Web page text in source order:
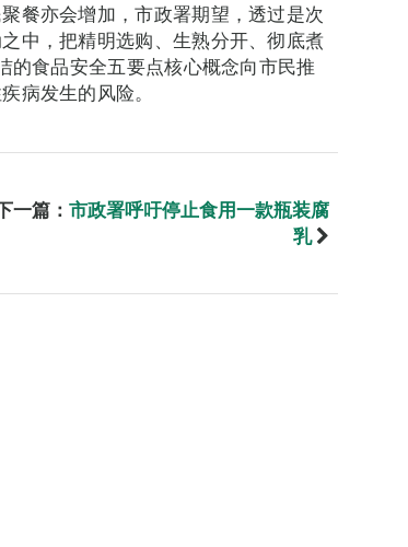
餐亦会增加，市政署期望，透过是次
中，把精明选购、生熟分开、彻底煮
食品安全五要点核心概念向市民推
病发生的风险。
一篇： 市政署呼吁停止食用一款瓶装腐
乳